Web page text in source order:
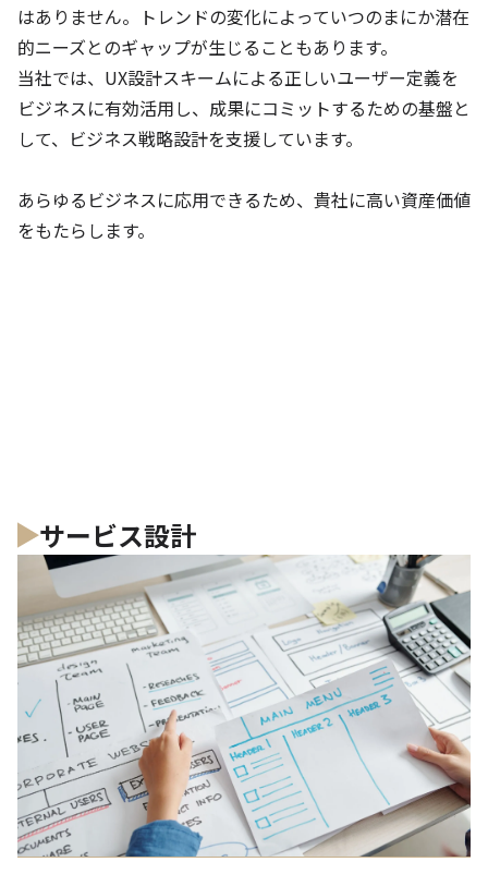
はありません。トレンドの変化によっていつのまにか潜在
的ニーズとのギャップが生じることもあります。
当社では、UX設計スキームによる正しいユーザー定義を
ビジネスに有効活用し、成果にコミットするための基盤と
して、ビジネス戦略設計を支援しています。
あらゆるビジネスに応用できるため、貴社に高い資産価値
をもたらします。
サービス設計